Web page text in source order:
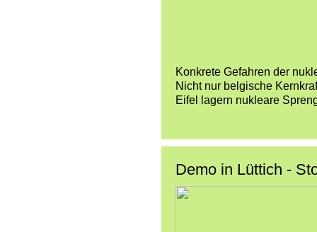
Konkrete Gefahren der
Nicht nur belgische
Eifel lagern nukleare
Demo in Lüttich -